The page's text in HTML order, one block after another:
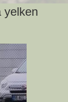
yelken